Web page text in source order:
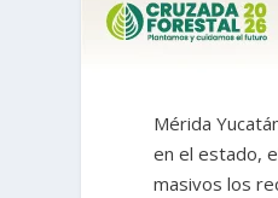
Mérida
en el estado,
masivos los